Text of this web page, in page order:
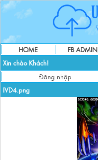
HOME FB ADMIN
Xin chào Khách!
Đăng nhập
IVD4.png